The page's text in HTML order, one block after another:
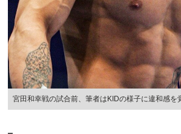
宮田和幸戦の試合前、筆者はKIDの様子に違和感を